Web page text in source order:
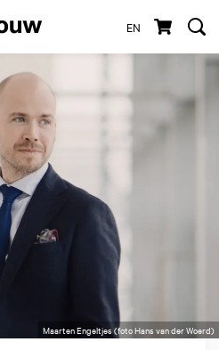
EN
Maarten Engeltjes (foto Hans van der Woerd)